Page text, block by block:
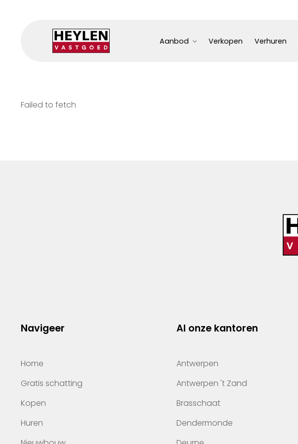
Aanbod Verkopen Verhuren
Failed to fetch
Navigeer
Home
Gratis schatting
Kopen
Huren
Al onze kantoren
Antwerpen
Antwerpen 't Zand
Brasschaat
Dendermonde